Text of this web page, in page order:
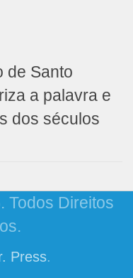
Santo
a palavra e
dos séculos
Todos Direitos
Press.